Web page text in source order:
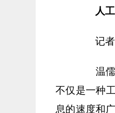
人工智
记者：
温儒敏
不仅是一种
息的速度和